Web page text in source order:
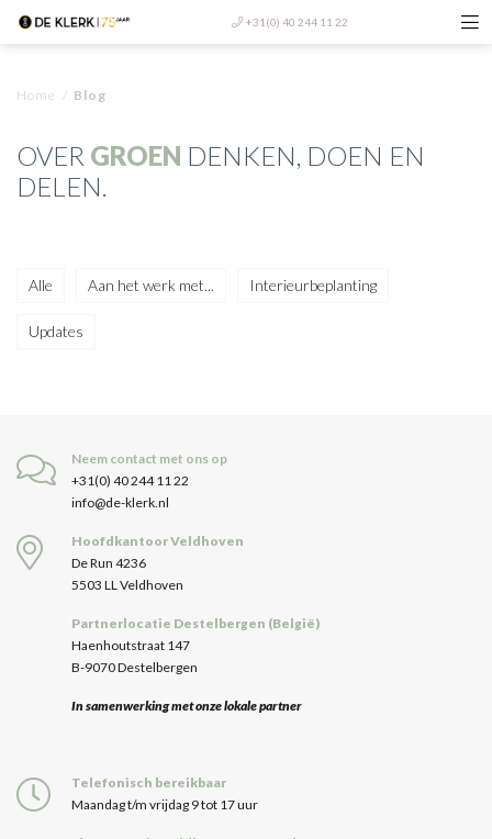
+31(0) 40 244 11 22
Home / Blog
OVER GROEN DENKEN, DOEN EN
DELEN.
Alle Aan het werk met... Interieurbeplanting
Updates
Neem contact met ons op
+31(0) 40 244 11 22
info@de-klerk.nl
Hoofdkantoor Veldhoven
De Run 4236
5503 LL Veldhoven
Partnerlocatie Destelbergen (België)
Haenhoutstraat 147
B-9070 Destelbergen
In samenwerking met onze lokale partner
Telefonisch bereikbaar
Maandag t/m vrijdag 9 tot 17 uur